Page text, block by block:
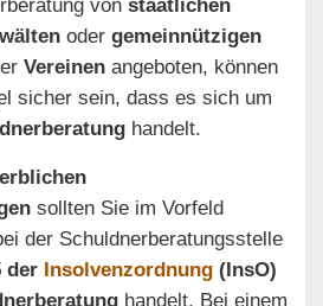
von staatlichen
oder gemeinnützigen
Vereinen angeboten, können
sicher sein, dass es sich um
handelt.
sollten Sie im Vorfeld
der Schuldnerberatungsstelle
der Insolvenzordnung (InsO)
handelt. Bei einem